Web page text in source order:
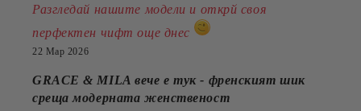
Разгледай нашите модели и открй своя
перфектен чифт още днес
22 Мар 2026
GRACE & MILA вече е тук - френският шик
среща модерната женственост